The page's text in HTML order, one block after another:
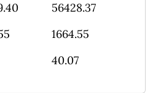
56428.37
1664.55
40.07